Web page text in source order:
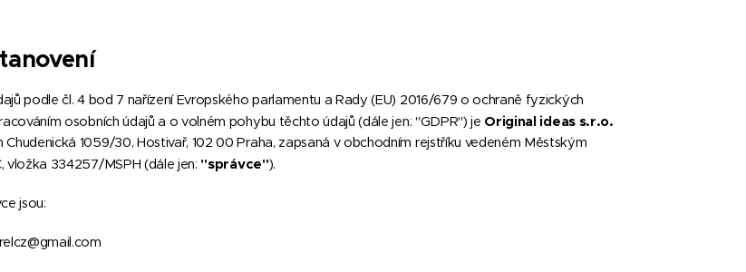
podle čl. 4 bod 7 nařízení Evropského parlamentu a Rady (EU) 2016/679 o ochraně fyzických
osobních údajů a o volném pohybu těchto údajů (dále jen: "GDPR") je Original ideas s.r.o.
Chudenická 1059/30, Hostivař, 102 00 Praha, zapsaná v obchodním rejstříku vedeném Městským
vložka 334257/MSPH (dále jen: "správce").
jsou: